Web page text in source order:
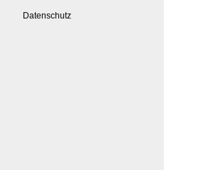
Datenschutz